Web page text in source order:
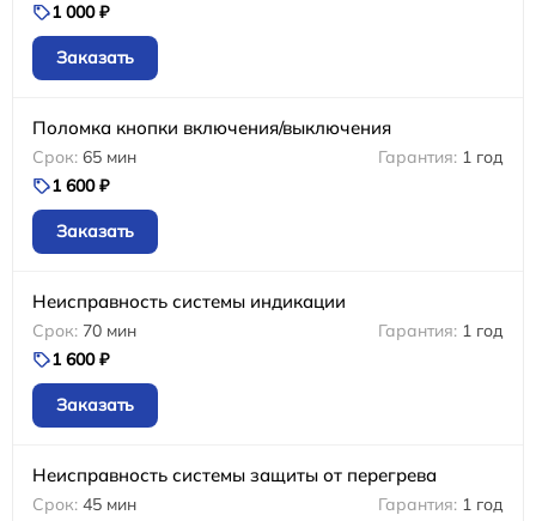
1 000 ₽
Заказать
Поломка кнопки включения/выключения
65 мин
1 год
1 600 ₽
Заказать
Неисправность системы индикации
70 мин
1 год
1 600 ₽
Заказать
Неисправность системы защиты от перегрева
45 мин
1 год